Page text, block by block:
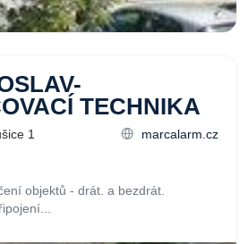
TECHNIKA
1
marcalarm.cz
objektů - drát. a bezdrát.